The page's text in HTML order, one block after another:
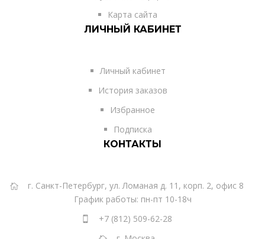
Карта сайта
ЛИЧНЫЙ КАБИНЕТ
Личный кабинет
История заказов
Избранное
Подписка
КОНТАКТЫ
г. Санкт-Петербург, ул. Ломаная д. 11, корп. 2, офис 8
График работы: пн-пт 10-18ч
+7 (812) 509-62-28